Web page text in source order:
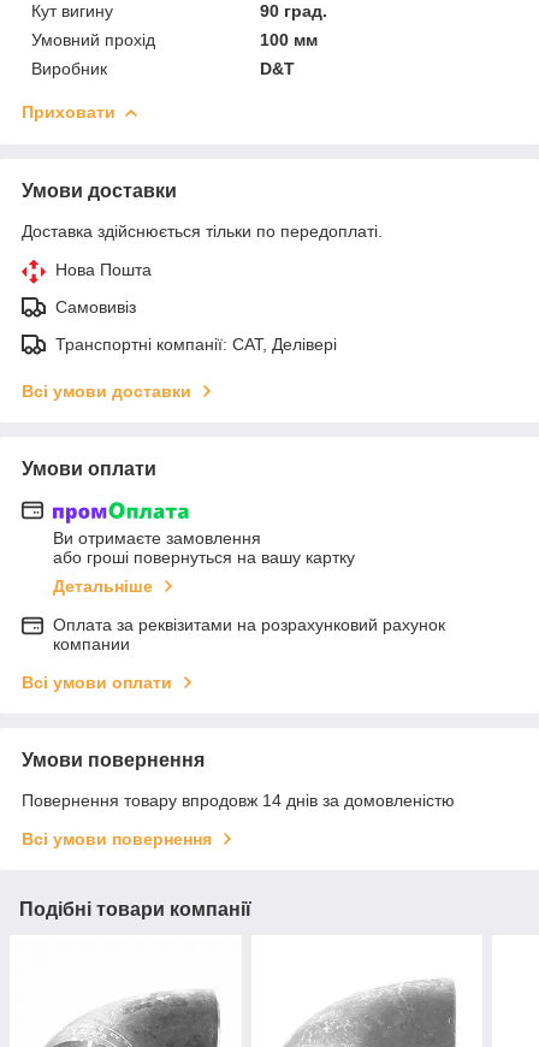
Кут вигину
90 град.
Умовний прохід
100 мм
Виробник
D&T
Приховати
Умови доставки
Доставка здійснюється тільки по передоплаті.
Нова Пошта
Самовивіз
Транспортні компанії: САТ, Делівері
Всі умови доставки
Умови оплати
Ви отримаєте замовлення
або гроші повернуться на вашу картку
Детальніше
Оплата за реквізитами на розрахунковий рахунок
компании
Всі умови оплати
Умови повернення
Повернення товару впродовж 14 днів за домовленістю
Всі умови повернення
Подібні товари компанії